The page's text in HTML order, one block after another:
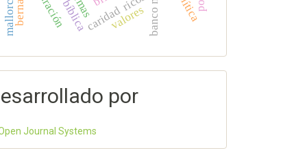
caridadvalores
por
Journal Systems